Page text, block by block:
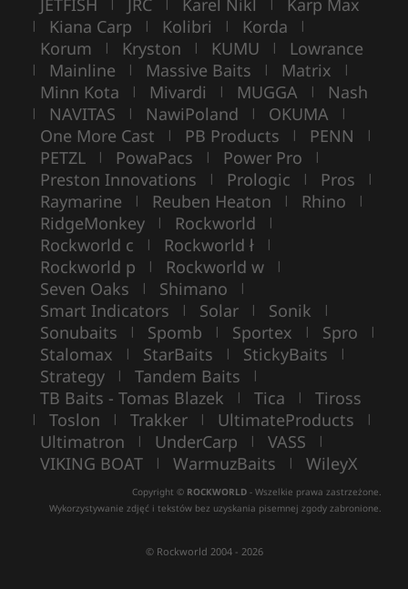
| Kiana Carp | Kolibri | Korda |
Korum | Kryston | KUMU | Lowrance
| Mainline | Massive Baits | Matrix |
Minn Kota | Mivardi | MUGGA | Nash
| NAVITAS | NawiPoland | OKUMA |
One More Cast | PB Products | PENN |
PETZL | PowaPacs | Power Pro |
Preston Innovations | Prologic | Pros |
Raymarine | Reuben Heaton | Rhino |
RidgeMonkey | Rockworld |
Rockworld c | Rockworld ł |
Rockworld p | Rockworld w |
Seven Oaks | Shimano |
Smart Indicators | Solar | Sonik |
Sonubaits | Spomb | Sportex | Spro |
Stalomax | StarBaits | StickyBaits |
Strategy | Tandem Baits |
TB Baits - Tomas Blazek | Tica | Tiross
| Toslon | Trakker | UltimateProducts |
Ultimatron | UnderCarp | VASS |
VIKING BOAT | WarmuzBaits | WileyX
Copyright © ROCKWORLD - Wszelkie prawa zastrzeżone.
Wykorzystywanie zdjęć i tekstów bez uzyskania pisemnej zgody zabronione.
© Rockworld 2004 - 2026